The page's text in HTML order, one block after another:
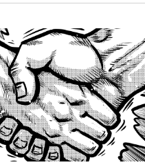
プライバシー
公式SNSはこちら